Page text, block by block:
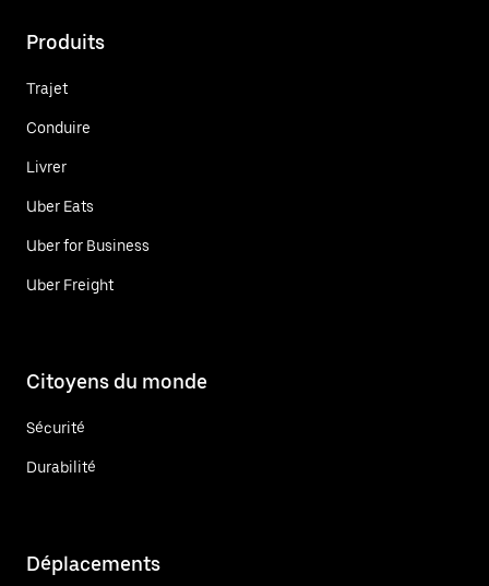
Produits
Trajet
Conduire
Livrer
Uber Eats
Uber for Business
Uber Freight
Citoyens du monde
Sécurité
Durabilité
Déplacements